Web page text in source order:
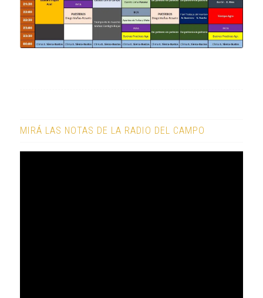
MIRÁ LAS NOTAS DE LA RADIO DEL CAMPO